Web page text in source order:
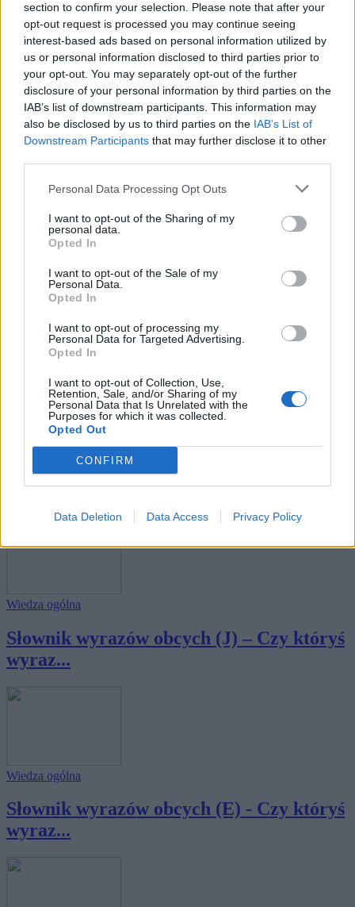
section to confirm your selection. Please note that after your
opt-out request is processed you may continue seeing
interest-based ads based on personal information utilized by
us or personal information disclosed to third parties prior to
your opt-out. You may separately opt-out of the further
disclosure of your personal information by third parties on the
IAB’s list of downstream participants. This information may
also be disclosed by us to third parties on the IAB’s List of
Downstream Participants that may further disclose it to other
Personal Data Processing Opt Outs
I want to opt-out of the Sharing of my
personal data.
Opted In
I want to opt-out of the Sale of my
Personal Data.
Opted In
I want to opt-out of processing my
Personal Data for Targeted Advertising.
Opted In
I want to opt-out of Collection, Use,
Retention, Sale, and/or Sharing of my
Personal Data that Is Unrelated with the
Purposes for which it was collected.
Opted Out
CONFIRM
Data Deletion Data Access Privacy Policy
Wiedza ogólna
Słownik wyrazów obcych (N) – Czy któryś
wyraz...
Słownik wyrazów obcych (O) – Czy
Wiedza ogólna
Słownik wyrazów obcych (M) – Czy
któryś wyraz...
Wiedza ogólna
Słownik wyrazów obcych (J) – Czy któryś
wyraz...
Wiedza ogólna
Słownik wyrazów obcych (E) - Czy któryś
wyraz...